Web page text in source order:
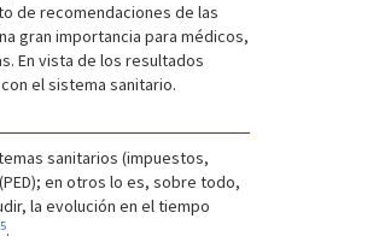
de recomendaciones de las
gran importancia para médicos,
En vista de los resultados
el sistema sanitario.
sanitarios (impuestos,
en otros lo es, sobre todo,
la evolución en el tiempo
.